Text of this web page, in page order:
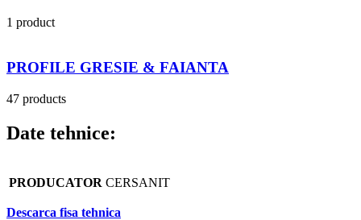
1 product
PROFILE GRESIE & FAIANTA
47 products
Date tehnice:
PRODUCATOR CERSANIT
Descarca fisa tehnica